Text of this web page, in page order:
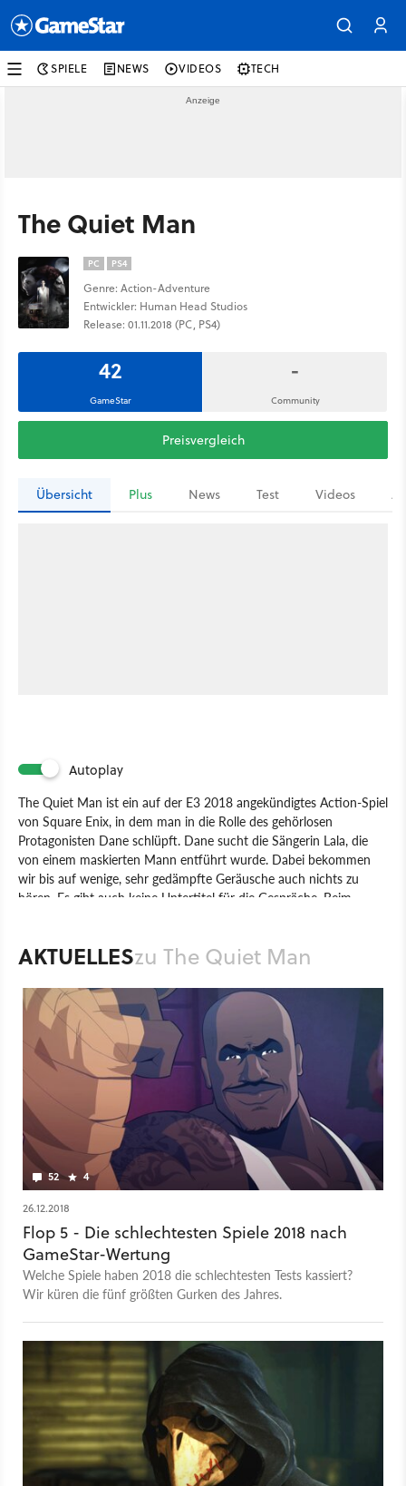
SPIELE NEWS VIDEOS TECH
The Quiet Man
PC PS4
Genre: Action-Adventure
Entwickler: Human Head Studios
Release: 01.11.2018 (PC, PS4)
42
GameStar
-
Community
Preisvergleich
Übersicht Plus News Test Videos
Autoplay
The Quiet Man ist ein auf der E3 2018 angekündigtes Action-Spiel
von Square Enix, in dem man in die Rolle des gehörlosen
Protagonisten Dane schlüpft. Dane sucht die Sängerin Lala, die
von einem maskierten Mann entführt wurde. Dabei bekommen
wir bis auf wenige, sehr gedämpfte Geräusche auch nichts zu
hören. Es gibt auch keine Untertitel für die Gespräche. Beim
Spielerisch stehen intensive Nahkämpfe mit verschiedenen
Waffe genutzt werden. Entwickelt wurde das Spiel von Human
Head Studios, die sich unter anderem mit dem ersten Prey und
der Rune-Serie einen Namen gemacht haben.
Spiel PC PlayStation 4 PlayStation
Action
Action-Adventure
Square Enix Square Enix The Quiet Man
AKTUELLESzu The Quiet Man
52 4
26.12.2018
Flop 5 - Die schlechtesten Spiele 2018 nach
GameStar-Wertung
Welche Spiele haben 2018 die schlechtesten Tests kassiert?
Wir küren die fünf größten Gurken des Jahres.